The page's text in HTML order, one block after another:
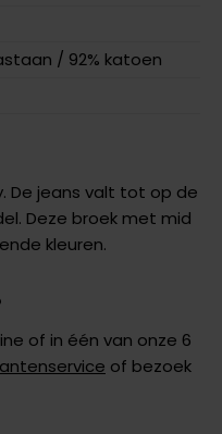
/ 92% katoen
De jeans valt tot op de
Deze broek met mid
kleuren.
of in één van onze 6
of bezoek